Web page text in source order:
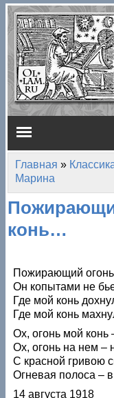
Перейти к
Главное меню
Вы здесь
Главная »
Марина
конь…
Пожирающий
Он копытами не
Где мой конь
Где мой конь
Ох, огонь мой конь
Ох, огонь на нем –
С красной гривою
Огневая полоса –
14 августа 1918